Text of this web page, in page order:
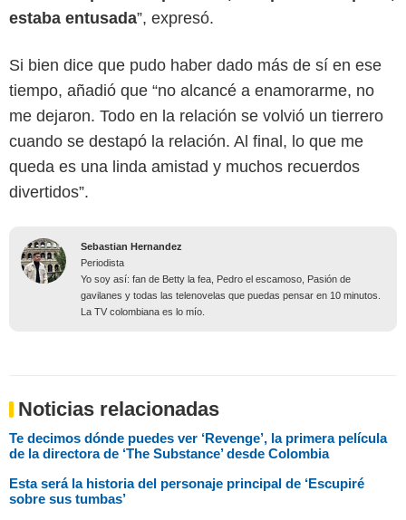
estaba entusada”, expresó.
Si bien dice que pudo haber dado más de sí en ese
tiempo, añadió que “no alcancé a enamorarme, no
me dejaron. Todo en la relación se volvió un tierrero
cuando se destapó la relación. Al final, lo que me
queda es una linda amistad y muchos recuerdos
divertidos”.
Sebastian Hernandez
Periodista
Yo soy así: fan de Betty la fea, Pedro el escamoso, Pasión de
gavilanes y todas las telenovelas que puedas pensar en 10 minutos.
La TV colombiana es lo mío.
Noticias relacionadas
Te decimos dónde puedes ver ‘Revenge’, la primera película
de la directora de ‘The Substance’ desde Colombia
Esta será la historia del personaje principal de ‘Escupiré
sobre sus tumbas’